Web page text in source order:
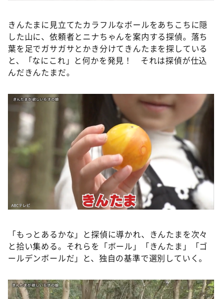
きんたまに見立てたカラフルなボールをあちこちに隠
した山に、依頼者とニナちゃんを案内する探偵。落ち
葉を足でガサガサとかき分けてきんたまを探している
と、「なにこれ」と何かを発見！ それは探偵が仕込
んだきんたまだ。
「もっとあるかな」と探偵に導かれ、きんたまを次々
と拾い集める。それらを「ボール」「きんたま」「ゴ
ールデンボールだ」と、独自の基準で選別していく。